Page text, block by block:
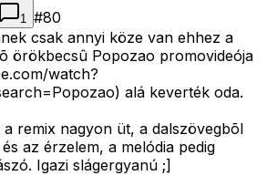
1 #80
csak annyi köze van ehhez a
örökbecsû Popozao promovideója
watch?
alá keverték oda.
remix nagyon üt, a dalszövegbõl
az érzelem, a melódia pedig
Igazi slágergyanú ;]